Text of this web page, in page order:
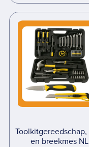
Toolkitgereedschap,
en breekmes NL